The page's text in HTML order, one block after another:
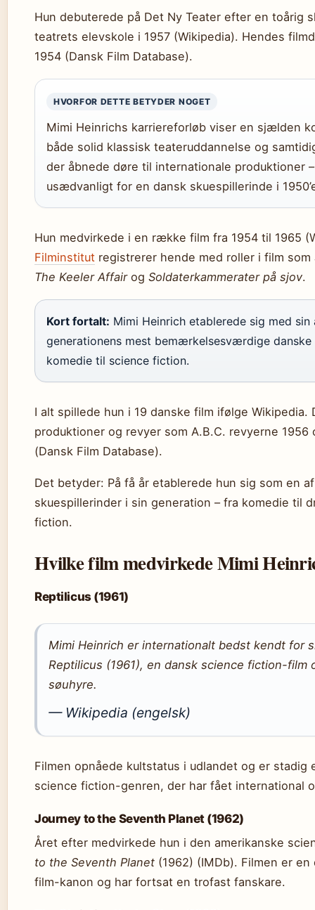
Hun debuterede på Det Ny Teater efter en toårig
teatrets elevskole i 1957 (Wikipedia). Hendes
1954 (Dansk Film Database).
HVORFOR DETTE BETYDER NOGET
Mimi Heinrichs karriereforløb viser en sjælden
både solid klassisk teateruddannelse og
der åbnede døre til internationale produktioner
usædvanligt for en dansk skuespillerinde i
Hun medvirkede i en række film fra 1954 til 1965
Filminstitut registrerer hende med roller i film som
The Keeler Affairog Soldaterkammerater på sjov.
Kort fortalt: Mimi Heinrich etablerede sig med
generationens mest bemærkelsesværdige danske
komedie til science fiction.
I alt spillede hun i 19 danske film ifølge
produktioner og revyer som A.B.C. revyerne 1956
(Dansk Film Database).
Det betyder: På få år etablerede hun sig som en
skuespillerinder i sin generation – fra komedie til
fiction.
Hvilke film medvirkede Mimi
Reptilicus (1961)
Mimi Heinrich er internationalt bedst kendt for
Reptilicus (1961), en dansk science fiction-film
søuhyre.
— Wikipedia (engelsk)
Filmen opnåede kultstatus i udlandet og er stadig
science fiction-genren, der har fået international
Journey to the Seventh Planet (1962)
Året efter medvirkede hun i den amerikanske
to the Seventh Planet (1962) (IMDb). Filmen er
film-kanon og har fortsat en trofast fanskare.